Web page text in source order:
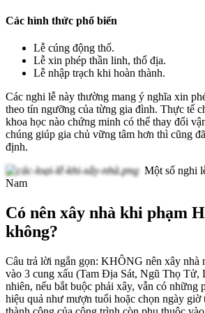
Các hình thức phổ biến
Lễ cúng động thổ.
Lễ xin phép thần linh, thổ địa.
Lễ nhập trạch khi hoàn thành.
Các nghi lễ này thường mang ý nghĩa xin
theo tín ngưỡng của từng gia đình. Thực tế
khoa học nào chứng minh có thể thay đổi
chúng giúp gia chủ vững tâm hơn thì cũng
định.
Một số nghi
Nam
Có nên xây nhà khi phạm
không?
Câu trả lời ngắn gọn: KHÔNG nên xây nhà
vào 3 cung xấu (Tam Địa Sát, Ngũ Thọ Tử,
nhiên, nếu bắt buộc phải xây, vẫn có những
hiệu quả như mượn tuổi hoặc chọn ngày giờ